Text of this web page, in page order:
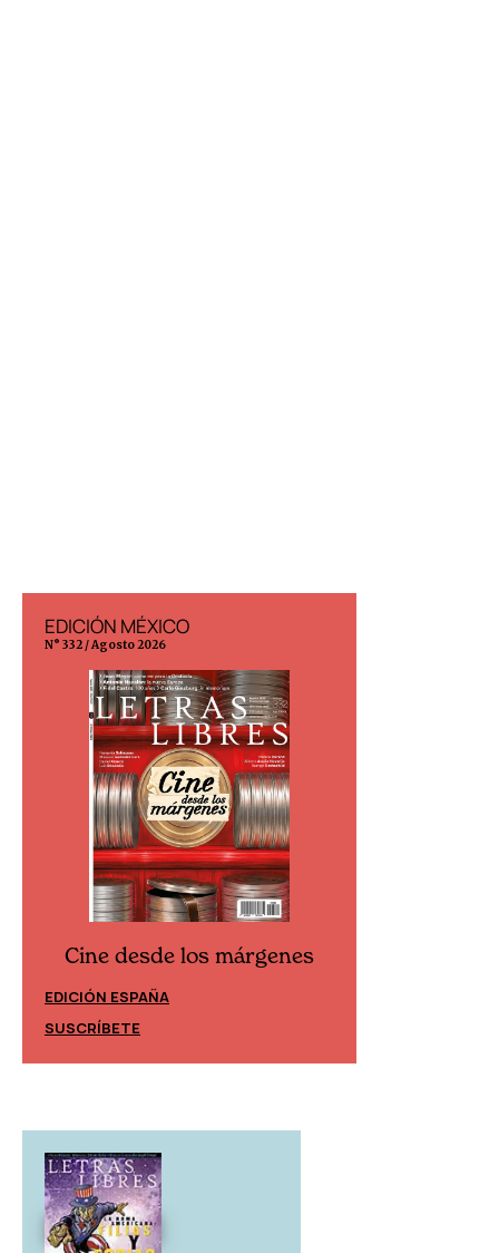
EDICIÓN MÉXICO
N° 332 / Agosto 2026
Cine desde los márgenes
EDICIÓN ESPAÑA
SUSCRÍBETE